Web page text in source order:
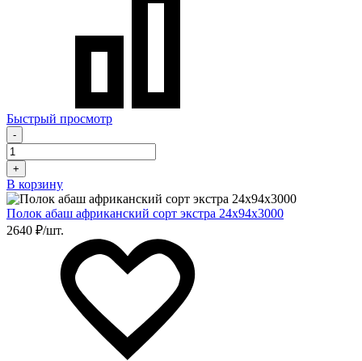
Быстрый просмотр
-
+
В корзину
Полок абаш африканский сорт экстра 24х94х3000
2640 ₽/шт.